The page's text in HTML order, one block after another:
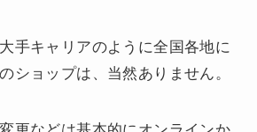
手キャリアのように全国各地に
ショップは、当然ありません。